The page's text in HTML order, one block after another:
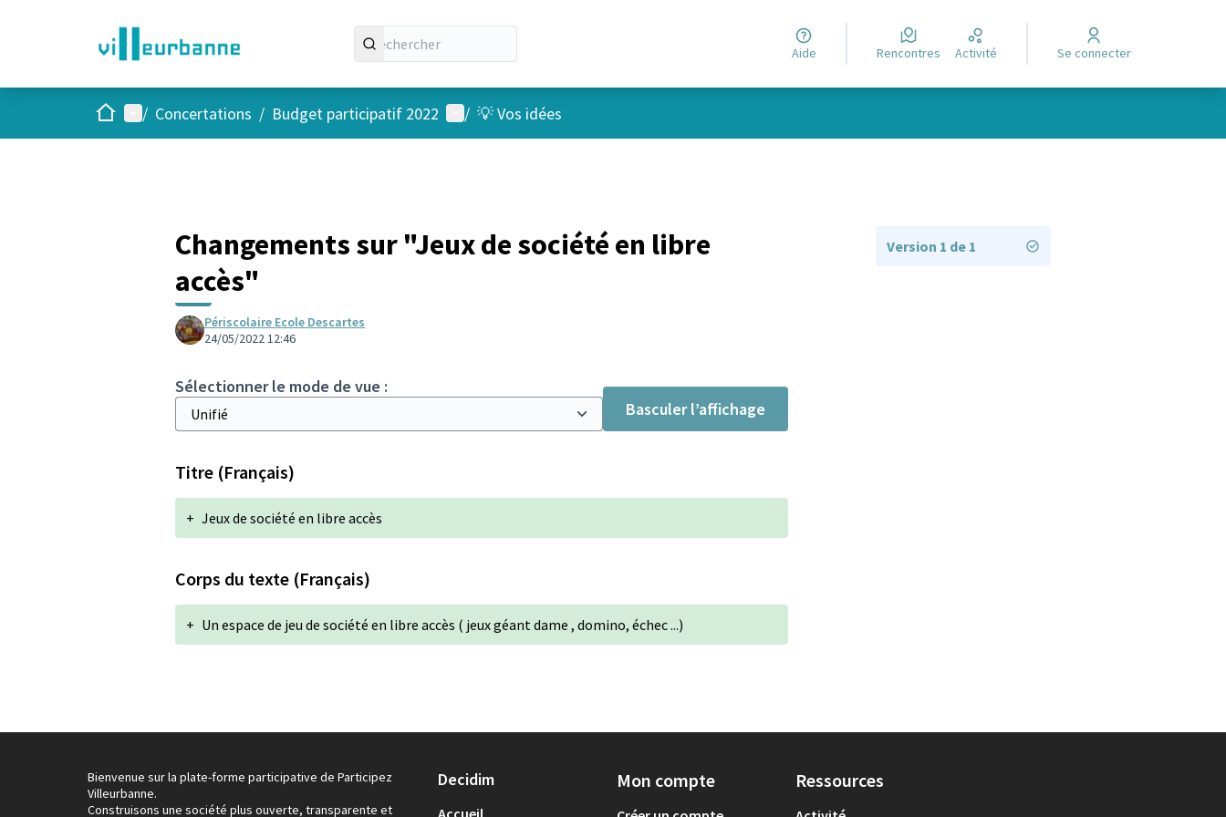
Aide Rencontres Activité Se connecter
AccueilMenu principal
/ Concertations / Budget participatif 2022 Menu utilisateur
/ 💡 Vos idées
Changements sur "Jeux de société en libre
accès"
Périscolaire Ecole Descartes
24/05/2022 12:46
Sélectionner le mode de vue :
Basculer l’affichage
Titre (Français)
+ Jeux de société en libre accès
Corps du texte (Français)
+ Un espace de jeu de société en libre accès ( jeux géant dame , domino, échec ...)
Version 1 de 1
Bienvenue sur la plate-forme participative de Participez
Villeurbanne.
Construisons une société plus ouverte, transparente et
Decidim
Accueil
Mon compte Ressources